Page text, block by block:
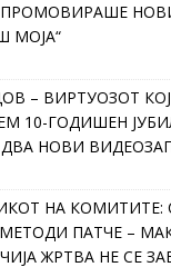
МОЈА“
– ВИРТУОЗОТ
10-ГОДИШЕН
НОВИ
НА КОМИТИТЕ:
ПАТЧЕ –
ЖРТВА НЕ СЕ